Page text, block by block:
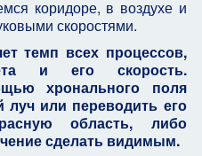
коридоре, в воздухе и
скоростями.
темп всех процессов,
и его скорость.
хронального поля
или переводить его
область, либо
сделать видимым.